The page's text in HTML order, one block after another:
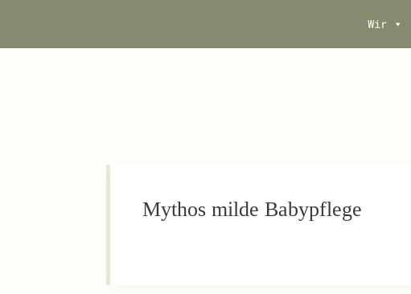
springen
Wir
Mythos milde Babypflege